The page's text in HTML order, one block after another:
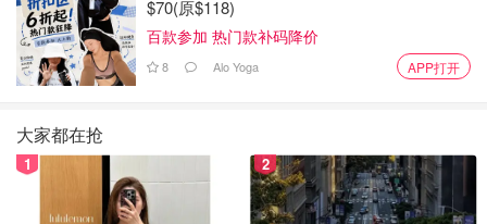
佳地点！
4.9w 1
$70(原$118)
百款参加 热门款补码降价
8 Alo Yoga APP打开
大家都在抢
1 2